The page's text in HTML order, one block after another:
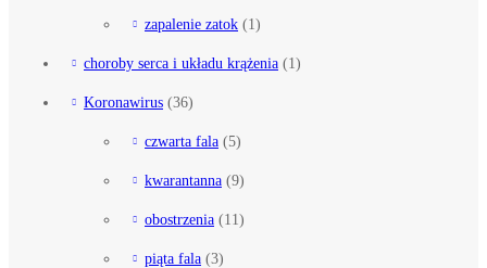
zapalenie zatok (1)
choroby serca i układu krążenia (1)
Koronawirus (36)
czwarta fala (5)
kwarantanna (9)
obostrzenia (11)
piąta fala (3)